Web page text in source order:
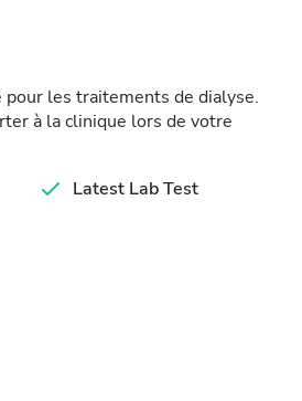
les traitements de dialyse.
à la clinique lors de votre
Latest Lab Test